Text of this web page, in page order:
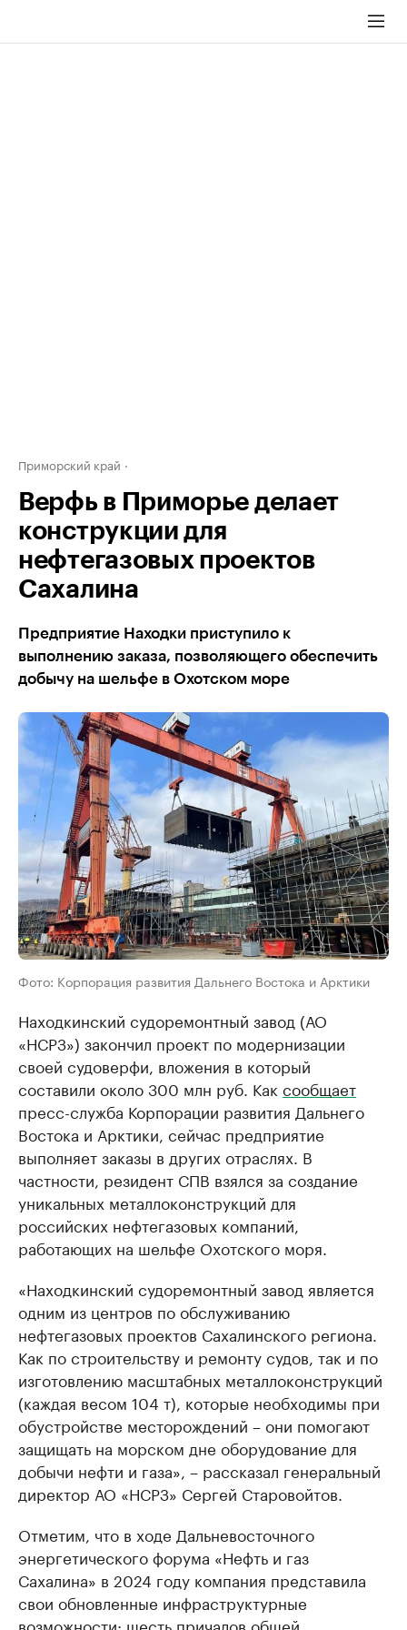
Приморский край
Верфь в Приморье делает
конструкции для
нефтегазовых проектов
Сахалина
Предприятие Находки приступило к
выполнению заказа, позволяющего обеспечить
добычу на шельфе в Охотском море
Фото: Корпорация развития Дальнего Востока и Арктики
Находкинский судоремонтный завод (АО
«НСРЗ») закончил проект по модернизации
своей судоверфи, вложения в который
составили около 300 млн руб. Как сообщает
пресс-служба Корпорации развития Дальнего
Востока и Арктики, сейчас предприятие
выполняет заказы в других отраслях. В
частности, резидент СПВ взялся за создание
уникальных металлоконструкций для
российских нефтегазовых компаний,
работающих на шельфе Охотского моря.
«Находкинский судоремонтный завод является
одним из центров по обслуживанию
нефтегазовых проектов Сахалинского региона.
Как по строительству и ремонту судов, так и по
изготовлению масштабных металлоконструкций
(каждая весом 104 т), которые необходимы при
обустройстве месторождений – они помогают
защищать на морском дне оборудование для
добычи нефти и газа», – рассказал генеральный
директор АО «НСРЗ» Сергей Старовойтов.
Отметим, что в ходе Дальневосточного
энергетического форума «Нефть и газ
Сахалина» в 2024 году компания представила
свои обновленные инфраструктурные
возможности: шесть причалов общей